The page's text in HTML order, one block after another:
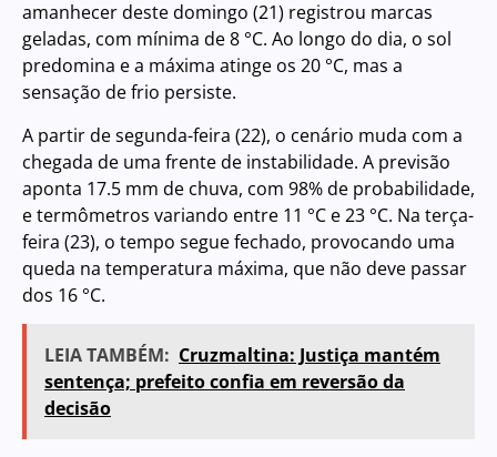
amanhecer deste domingo (21) registrou marcas
geladas, com mínima de 8 °C. Ao longo do dia, o sol
predomina e a máxima atinge os 20 °C, mas a
sensação de frio persiste.
A partir de segunda-feira (22), o cenário muda com a
chegada de uma frente de instabilidade. A previsão
aponta 17.5 mm de chuva, com 98% de probabilidade,
e termômetros variando entre 11 °C e 23 °C. Na terça-
feira (23), o tempo segue fechado, provocando uma
queda na temperatura máxima, que não deve passar
dos 16 °C.
LEIA TAMBÉM: Cruzmaltina: Justiça mantém
sentença; prefeito confia em reversão da
decisão